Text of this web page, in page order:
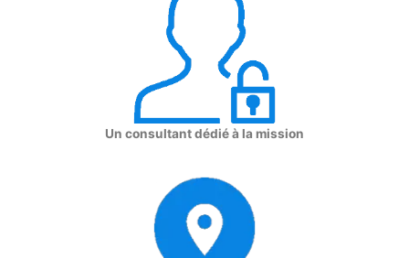
Un consultant dédié à la mission